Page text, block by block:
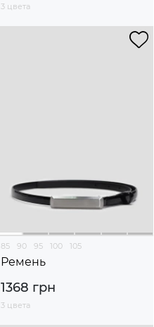
3 цвета
85 90 95 100 105
Ремень
1368 грн
3 цвета